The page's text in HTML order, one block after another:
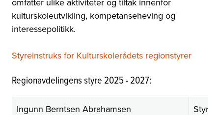
kulturskoleutvikling, kompetanseheving og
interessepolitikk.
Styreinstruks for Kulturskolerådets regionstyrer
Regionavdelingens styre 2025 - 2027:
Ingunn Berntsen Abrahamsen